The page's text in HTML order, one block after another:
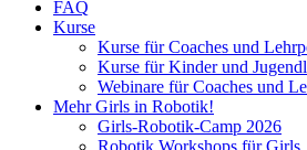
FAQ
Kurse
Kurse für Coaches und
Kurse für Kinder und
Webinare für Coaches und
Mehr Girls in Robotik!
Girls-Robotik-Camp 2026
Robotik Workshops für Girls